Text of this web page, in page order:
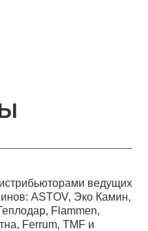
ведущих
ASTOV, Эко Камин,
Flammen,
Ferrum, TMF и